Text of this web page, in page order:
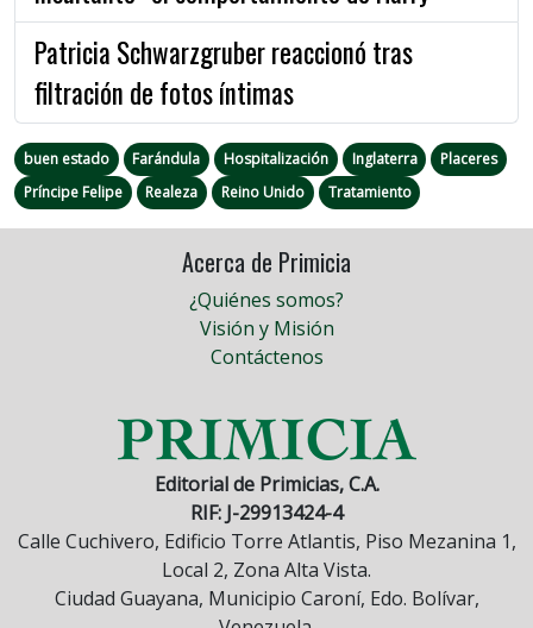
Patricia Schwarzgruber reaccionó tras
filtración de fotos íntimas
buen estado Farándula Hospitalización Inglaterra
Placeres
Príncipe Felipe
Realeza Reino Unido Tratamiento
Acerca de Primicia
¿Quiénes somos?
Visión y Misión
Contáctenos
Editorial de Primicias, C.A.
RIF: J-29913424-4
Calle Cuchivero, Edificio Torre Atlantis, Piso Mezanina 1,
Local 2, Zona Alta Vista.
Ciudad Guayana, Municipio Caroní, Edo. Bolívar,